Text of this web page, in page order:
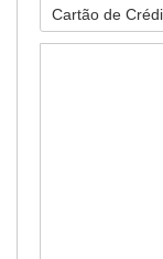
Cartão de